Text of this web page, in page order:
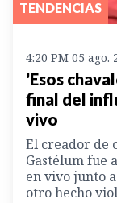
TENDENCIAS
4:20 PM 05 ago.
'Esos
final del
vivo
El creador de
Gastélum fue
en vivo junto
otro hecho